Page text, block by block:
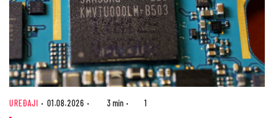
UREĐAJI 01.08.2026 3 min 1